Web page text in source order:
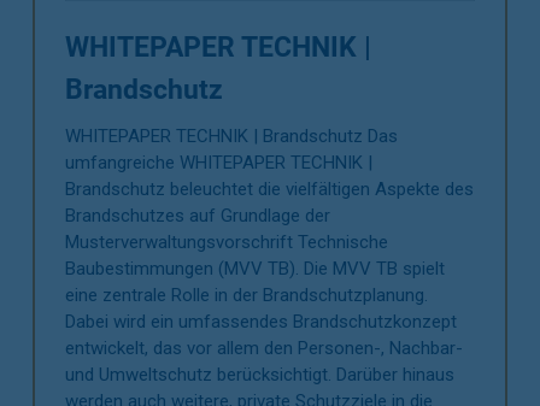
WHITEPAPER TECHNIK |
Brandschutz
WHITEPAPER TECHNIK | Brandschutz Das
umfangreiche WHITEPAPER TECHNIK |
Brandschutz beleuchtet die vielfältigen Aspekte des
Brandschutzes auf Grundlage der
Musterverwaltungsvorschrift Technische
Baubestimmungen (MVV TB). Die MVV TB spielt
eine zentrale Rolle in der Brandschutzplanung.
Dabei wird ein umfassendes Brandschutzkonzept
entwickelt, das vor allem den Personen-, Nachbar-
und Umweltschutz berücksichtigt. Darüber hinaus
werden auch weitere, private Schutzziele in die